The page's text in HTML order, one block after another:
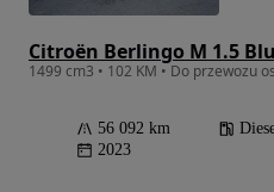
Citroën Berlingo M 1.5
56 092 km
2023